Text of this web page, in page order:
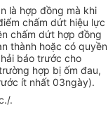
là hợp đồng mà khi
chấm dứt hiệu lực
chấm dứt hợp đồng
thành hoặc có quyền
báo trước cho
hợp bị ốm đau,
ít nhất 03ngày).
.